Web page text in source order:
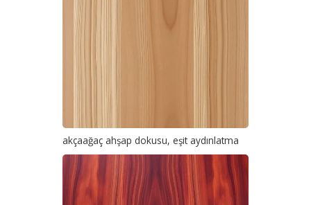
akçaağaç ahşap dokusu, eşit aydınlatma